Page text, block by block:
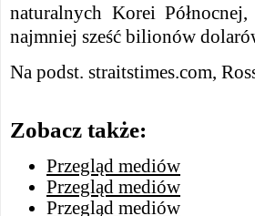
naturalnych Korei
najmniej sześć bilionów
Na podst. straitstimes.com,
Zobacz także:
Przegląd mediów
Przegląd mediów
Przegląd mediów